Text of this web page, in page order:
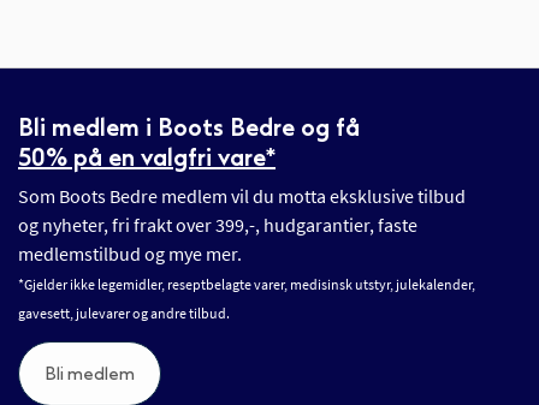
Bli medlem i Boots Bedre og få
50% på en valgfri vare*
Som Boots Bedre medlem vil du motta eksklusive tilbud
og nyheter, fri frakt over 399,-, hudgarantier, faste
medlemstilbud og mye mer.
*Gjelder ikke legemidler, reseptbelagte varer, medisinsk utstyr, julekalender,
gavesett, julevarer og andre tilbud.
Bli medlem